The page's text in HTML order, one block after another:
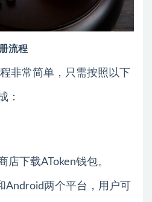
流程
非常简单，只需按照以下
：
店下载AToken钱包。
Android两个平台，用户可